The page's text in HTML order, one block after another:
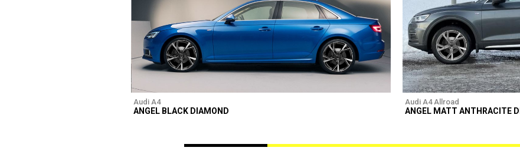
Audi A4
ANGEL BLACK DIAMOND
Audi A4 Allroad
ANGEL MATT ANTHRACITE